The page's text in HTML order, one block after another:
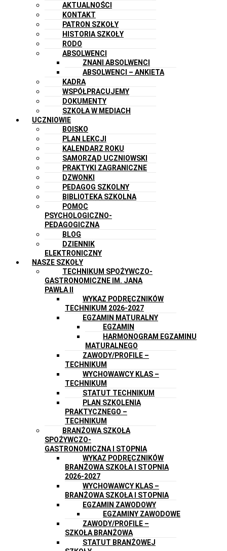
AKTUALNOŚCI
KONTAKT
PATRON SZKOŁY
HISTORIA SZKOŁY
RODO
ABSOLWENCI
ZNANI ABSOLWENCI
ABSOLWENCI – ANKIETA
KADRA
WSPÓŁPRACUJEMY
DOKUMENTY
SZKOŁA W MEDIACH
UCZNIOWIE
BOISKO
PLAN LEKCJI
KALENDARZ ROKU
SAMORZĄD UCZNIOWSKI
PRAKTYKI ZAGRANICZNE
DZWONKI
PEDAGOG SZKOLNY
BIBLIOTEKA SZKOLNA
POMOC
PSYCHOLOGICZNO-
PEDAGOGICZNA
BLOG
DZIENNIK
ELEKTRONICZNY
NASZE SZKOŁY
TECHNIKUM SPOŻYWCZO-
GASTRONOMICZNE IM. JANA
PAWŁA II
WYKAZ PODRĘCZNIKÓW
TECHNIKUM 2026-2027
EGZAMIN MATURALNY
EGZAMIN
HARMONOGRAM EGZAMINU
MATURALNEGO
ZAWODY/PROFILE –
TECHNIKUM
WYCHOWAWCY KLAS –
TECHNIKUM
STATUT TECHNIKUM
PLAN SZKOLENIA
PRAKTYCZNEGO –
TECHNIKUM
BRANŻOWA SZKOŁA
SPOŻYWCZO-
GASTRONOMICZNA I STOPNIA
WYKAZ PODRĘCZNIKÓW
BRANŻOWA SZKOŁA I STOPNIA
2026-2027
WYCHOWAWCY KLAS –
BRANŻOWA SZKOŁA I STOPNIA
EGZAMIN ZAWODOWY
EGZAMINY ZAWODOWE
ZAWODY/PROFILE –
SZKOŁA BRANŻOWA
STATUT BRANŻOWEJ